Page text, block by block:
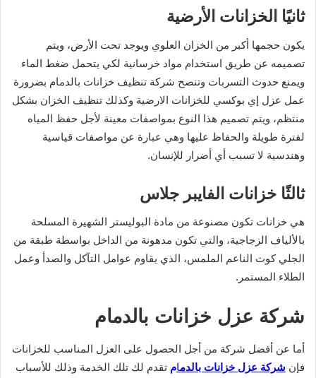
ثانيًا الخزانات الأرضية
يكون حجمها أكبر من الخزان العلوي ويوجد تحت الأرض، ويتم
تصميمه عن طريق استخدام مواد خرسانية لكي يتحمل ضغط الماء
ويمنع حدوث التسربات وتنصح شركة تنظيف خزانات بالدمام بضرورة
عمل عزل إي بوكسي للخزانات الارضية وكذلك تنظيف الخزان بشكل
منتظم، ويتم تصميم هذا النوع بمواصفات معينة لأجل حفظ المياه
لفترة طويلة والحفاظ عليها وهي عبارة عن مواصفات قياسية
وهندسية لا تسبب أي أضرار للإنسان.
ثالثًا خزانات الفايبر جلاس
هي خزانات تكون مصنوعة من مادة البوليستر الشهيرة المسلحة
بالألياف الزجاجية، والتي تكون مدهونة من الداخل بواسطة طبقة من
الجلي كوت الناعم الملمس، الذي يقاوم عوامل التآكل والصدأ وعمل
الطلاء المستمر.
شركة عزل خزانات بالدمام
أما عن أفضل شركة من أجل الحصول على العزل المناسب للخزانات
فإن شركة عزل خزانات بالدمام تقدم لك تلك الخدمة وذلك للأسباب